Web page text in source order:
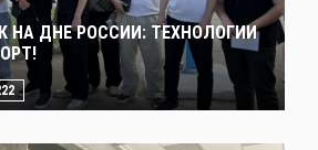
НА ДНЕ РОССИИ: ТЕХНОЛОГИИ